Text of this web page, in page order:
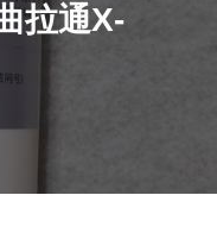
拉通X-